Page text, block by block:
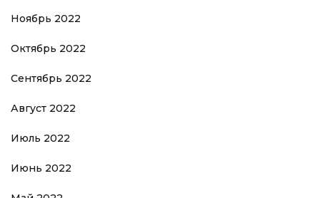
Ноябрь 2022
Октябрь 2022
Сентябрь 2022
Август 2022
Июль 2022
Июнь 2022